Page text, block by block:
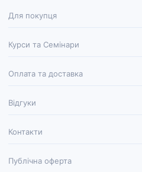
Для покупця
Курси та Семінари
Оплата та доставка
Відгуки
Контакти
Публічна оферта